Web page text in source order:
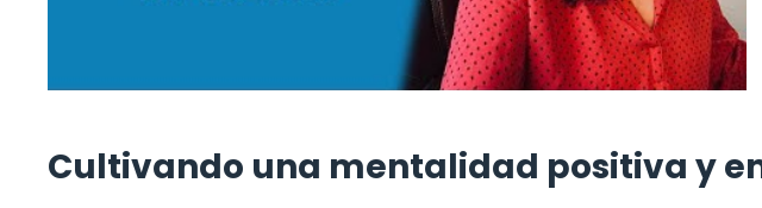
Cultivando una mentalidad positiva y